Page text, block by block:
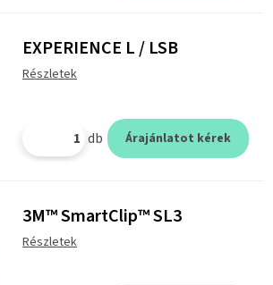
EXPERIENCE L / LSB
Részletek
db Árajánlatot kérek
3M™ SmartClip™ SL3
Részletek